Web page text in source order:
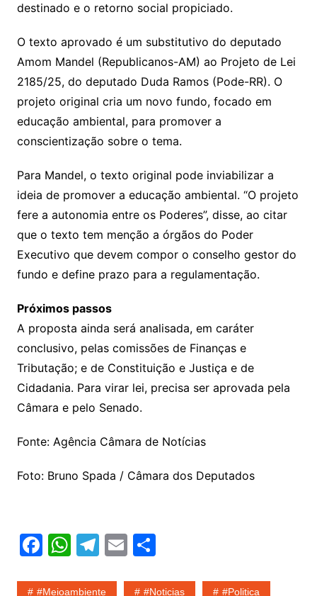
destinado e o retorno social propiciado.
O texto aprovado é um substitutivo do deputado
Amom Mandel (Republicanos-AM) ao Projeto de Lei
2185/25, do deputado Duda Ramos (Pode-RR). O
projeto original cria um novo fundo, focado em
educação ambiental, para promover a
conscientização sobre o tema.
Para Mandel, o texto original pode inviabilizar a
ideia de promover a educação ambiental. “O projeto
fere a autonomia entre os Poderes”, disse, ao citar
que o texto tem menção a órgãos do Poder
Executivo que devem compor o conselho gestor do
fundo e define prazo para a regulamentação.
Próximos passos
A proposta ainda será analisada, em caráter
conclusivo, pelas comissões de Finanças e
Tributação; e de Constituição e Justiça e de
Cidadania. Para virar lei, precisa ser aprovada pela
Câmara e pelo Senado.
Fonte: Agência Câmara de Notícias
Foto: Bruno Spada / Câmara dos Deputados
F
c
W
at
T
e
E
ai
S
ar
#meioambiente #noticias #politica